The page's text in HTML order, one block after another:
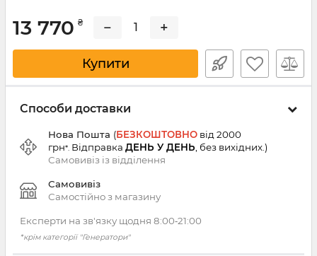
13 770 ₴ − +
Купити
Способи доставки
Нова Пошта (БЕЗКОШТОВНО від 2000
грн*. Відправка ДЕНЬ У ДЕНЬ , без вихідних.)
Самовивіз із відділення
Самовивіз
Самостійно з магазину
Експерти на зв'язку щодня 8:00‑21:00
*крім категорії "Генератори"